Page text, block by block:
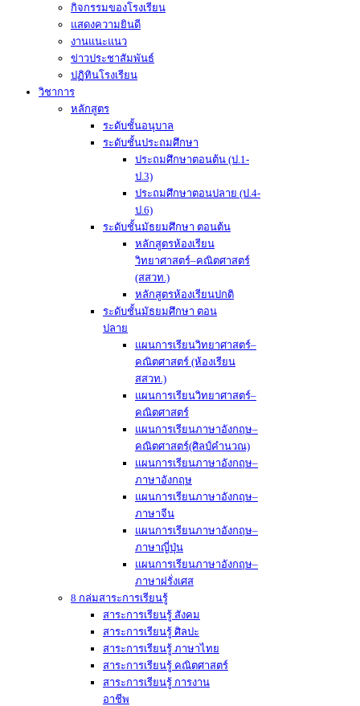
กิจกรรมของโรงเรียน
แสดงความยินดี
งานแนะแนว
ข่าวประชาสัมพันธ์
ปฏิทินโรงเรียน
วิชาการ
หลักสูตร
ระดับชั้นอนุบาล
ระดับชั้นประถมศึกษา
ประถมศึกษาตอนต้น (ป.1-
ป.3)
ประถมศึกษาตอนปลาย (ป.4-
ป.6)
ระดับชั้นมัธยมศึกษา ตอนต้น
หลักสูตรห้องเรียน
วิทยาศาสตร์–คณิตศาสตร์
(สสวท.)
หลักสูตรห้องเรียนปกติ
ระดับชั้นมัธยมศึกษา ตอน
ปลาย
แผนการเรียนวิทยาศาสตร์–
คณิตศาสตร์ (ห้องเรียน
สสวท.)
แผนการเรียนวิทยาศาสตร์–
คณิตศาสตร์
แผนการเรียนภาษาอังกฤษ–
คณิตศาสตร์(ศิลป์คำนวณ)
แผนการเรียนภาษาอังกฤษ–
ภาษาอังกฤษ
แผนการเรียนภาษาอังกฤษ–
ภาษาจีน
แผนการเรียนภาษาอังกฤษ–
ภาษาญี่ปุ่น
แผนการเรียนภาษาอังกฤษ–
ภาษาฝรั่งเศส
8 กล่มสาระการเรียนรู้
สาระการเรียนรู้ สังคม
สาระการเรียนรู้ ศิลปะ
สาระการเรียนรู้ ภาษาไทย
สาระการเรียนรู้ คณิตศาสตร์
สาระการเรียนรู้ การงาน
อาชีพ